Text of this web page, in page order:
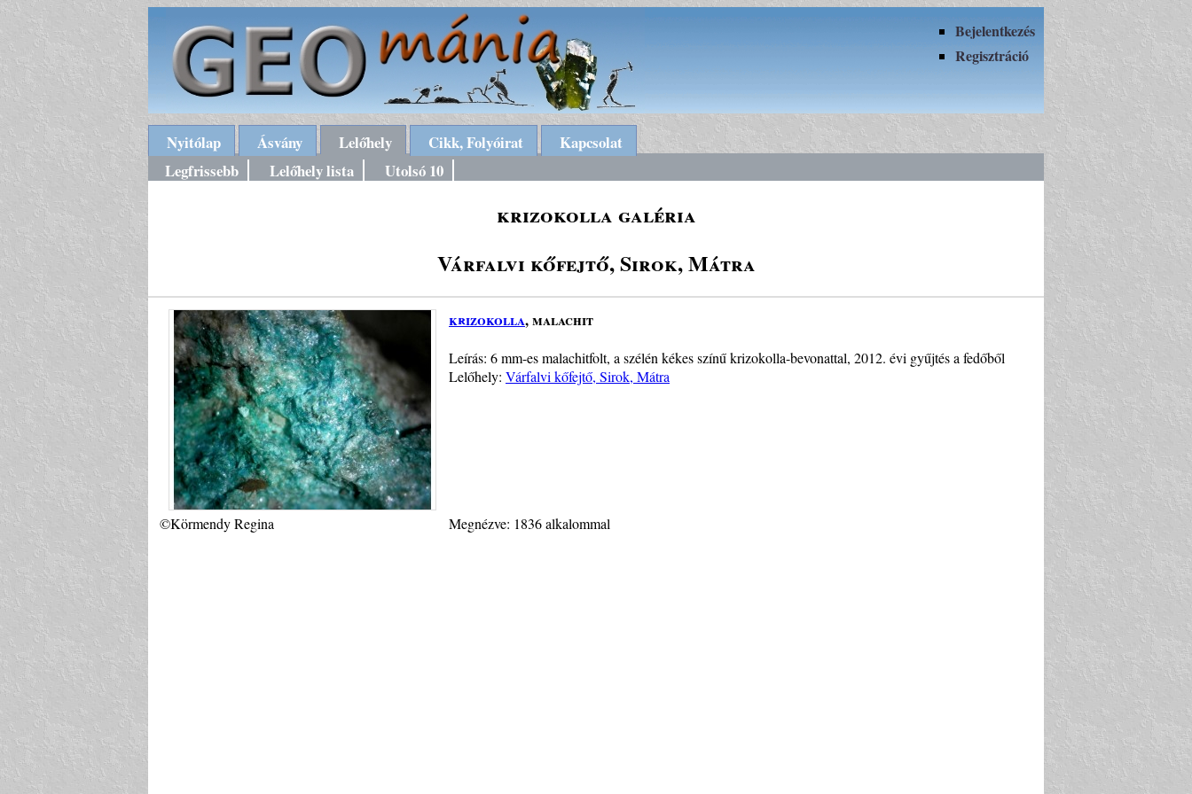
Bejelentkezés
Regisztráció
Nyitólap Ásvány Lelőhely Cikk, Folyóirat
Kapcsolat
Legfrissebb
Lelőhely lista Utolsó 10
krizokolla galéria
Várfalvi kőfejtő, Sirok, Mátra
krizokolla, malachit
Leírás: 6 mm-es malachitfolt, a szélén kékes színű krizokolla-bevonattal, 2012. évi gyűjtés a fedőből
Lelőhely: Várfalvi kőfejtő, Sirok, Mátra
©Körmendy Regina Megnézve: 1836 alkalommal